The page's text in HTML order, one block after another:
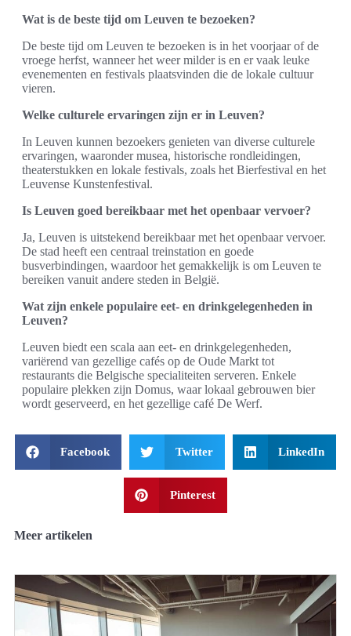
Wat is de beste tijd om Leuven te bezoeken?
De beste tijd om Leuven te bezoeken is in het voorjaar of de
vroege herfst, wanneer het weer milder is en er vaak leuke
evenementen en festivals plaatsvinden die de lokale cultuur
vieren.
Welke culturele ervaringen zijn er in Leuven?
In Leuven kunnen bezoekers genieten van diverse culturele
ervaringen, waaronder musea, historische rondleidingen,
theaterstukken en lokale festivals, zoals het Bierfestival en het
Leuvense Kunstenfestival.
Is Leuven goed bereikbaar met het openbaar vervoer?
Ja, Leuven is uitstekend bereikbaar met het openbaar vervoer.
De stad heeft een centraal treinstation en goede
busverbindingen, waardoor het gemakkelijk is om Leuven te
bereiken vanuit andere steden in België.
Wat zijn enkele populaire eet- en drinkgelegenheden in
Leuven?
Leuven biedt een scala aan eet- en drinkgelegenheden,
variërend van gezellige cafés op de Oude Markt tot
restaurants die Belgische specialiteiten serveren. Enkele
populaire plekken zijn Domus, waar lokaal gebrouwen bier
wordt geserveerd, en het gezellige café De Werf.
Facebook Twitter LinkedIn
Pinterest
Meer artikelen